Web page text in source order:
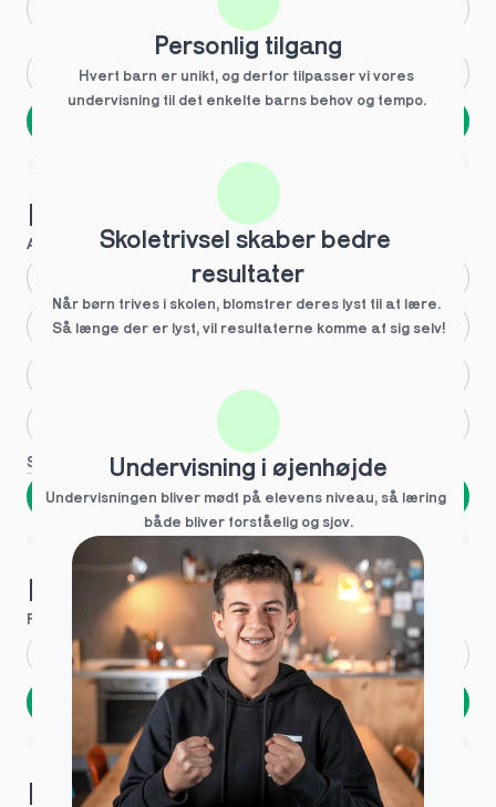
2.g Andet
1 ud af 9 for at finde den rette tutor
Hvilke behov?
Anbefalet til dig
Større skoleglæde
Se flere
Næste
Spring over
1 ud af 9 for at finde den rette tutor
Hvad hedder du?
Fornavn Efternavn
Næste
Opbevares sikkert - oplysninger deles aldrig
1 ud af 9 for at finde den rette tutor
Hvordan kontakter vi dig?
Personlig tilgang
Hvert barn er unikt, og derfor tilpasser vi vores
undervisning til det enkelte barns behov og tempo.
Skoletrivsel skaber bedre
resultater
Når børn trives i skolen, blomstrer deres lyst til at lære.
Så længe der er lyst, vil resultaterne komme af sig selv!
Undervisning i øjenhøjde
Undervisningen bliver mødt på elevens niveau, så læring
både bliver forståelig og sjov.